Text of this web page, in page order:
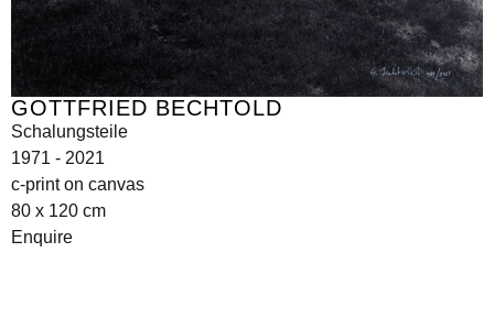
GOTTFRIED BECHTOLD
Schalungsteile
1971 - 2021
c-print on canvas
80 x 120 cm
Enquire